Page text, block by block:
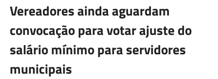
Vereadores ainda aguardam
convocação para votar ajuste do
salário mínimo para servidores
municipais